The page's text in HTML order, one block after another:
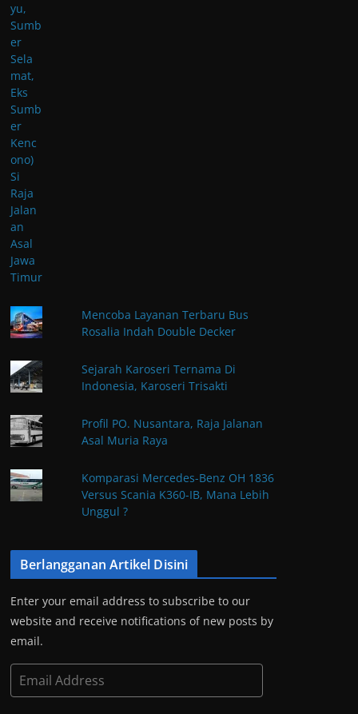
Mencoba Layanan Terbaru Bus
Rosalia Indah Double Decker
Sejarah Karoseri Ternama Di
Indonesia, Karoseri Trisakti
Profil PO. Nusantara, Raja Jalanan
Asal Muria Raya
Komparasi Mercedes-Benz OH 1836
Versus Scania K360-IB, Mana Lebih
Unggul ?
Berlangganan Artikel Disini
Enter your email address to subscribe to our
website and receive notifications of new posts by
email.
m